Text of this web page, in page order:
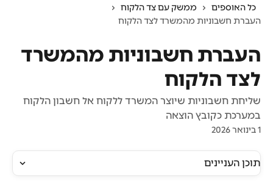
כל האוספים
ממשק עם צד הלקוח
העברת חשבוניות מהמשרד לצד הלקוח
העברת חשבוניות מהמשרד
לצד הלקוח
שליחת חשבוניות שיוצר המשרד ללקוח אל חשבון הלקוח
במערכת כקובץ הוצאה
1 בינואר 2026
תוכן העניינים